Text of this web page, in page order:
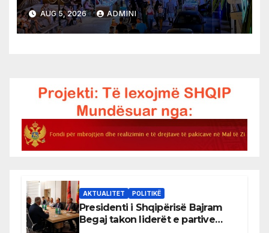
AUG 5, 2026 ADMINI
AKTUALITET POLITIKË
Presidenti i Shqipërisë Bajram
Begaj takon liderët e partive